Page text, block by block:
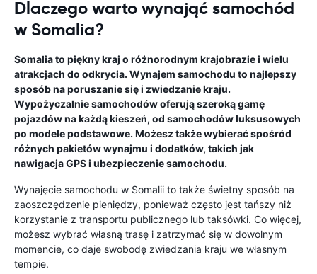
Dlaczego warto wynająć samochód
w Somalia?
Somalia to piękny kraj o różnorodnym krajobrazie i wielu
atrakcjach do odkrycia. Wynajem samochodu to najlepszy
sposób na poruszanie się i zwiedzanie kraju.
Wypożyczalnie samochodów oferują szeroką gamę
pojazdów na każdą kieszeń, od samochodów luksusowych
po modele podstawowe. Możesz także wybierać spośród
różnych pakietów wynajmu i dodatków, takich jak
nawigacja GPS i ubezpieczenie samochodu.
Wynajęcie samochodu w Somalii to także świetny sposób na
zaoszczędzenie pieniędzy, ponieważ często jest tańszy niż
korzystanie z transportu publicznego lub taksówki. Co więcej,
możesz wybrać własną trasę i zatrzymać się w dowolnym
momencie, co daje swobodę zwiedzania kraju we własnym
tempie.